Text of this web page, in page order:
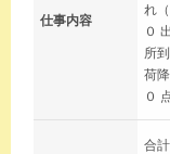
仕事内容
れ
０
所
荷
０
合